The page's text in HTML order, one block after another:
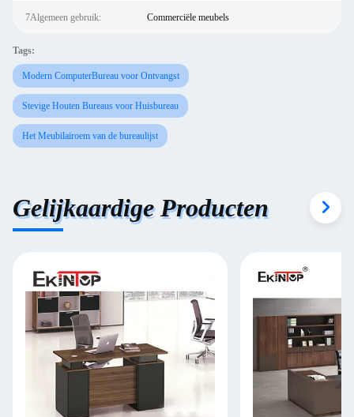
7Algemeen gebruik: Commerciële meubels
Tags:
Modern ComputerBureau voor Ontvangst
Stevige Houten Bureaus voor Huisbureau
Het Meubilairoem van de bureaulijst
Gelijkaardige Producten